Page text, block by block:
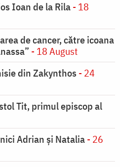
Ioan de la Rila- 18
de cancer, către icoana
- 18 August
din Zakynthos - 24
Tit, primul episcop al
Adrian și Natalia- 26